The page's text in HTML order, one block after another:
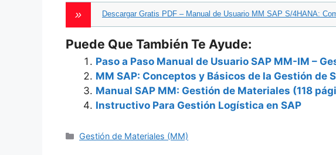
Descargar Gratis PDF – Manual de Usuario MM SAP S/4HANA:
Puede Que También Te Ayude:
Paso a Paso Manual de Usuario SAP MM-IM –
MM SAP: Conceptos y Básicos de la Gestión de
Manual SAP MM: Gestión de Materiales (118
Instructivo Para Gestión Logística en SAP
Categories
Gestión de Materiales (MM)